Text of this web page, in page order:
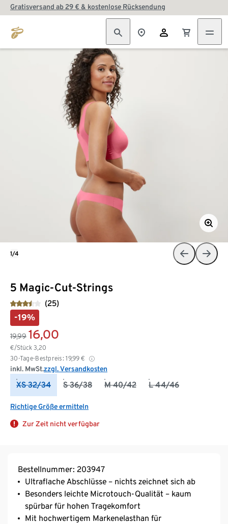
Gratisversand ab 29 € & kostenlose Rücksendung
5 Magic-Cut-Strings
(25)
-19%
19,99 16,00
€/Stück 3,20
30-Tage-Bestpreis: 19,99 €
inkl. MwSt.zzgl. Versandkosten
XS 32/34 S 36/38 M 40/42 L 44/46
Richtige Größe ermitteln
Zur Zeit nicht verfügbar
1/4
Bestellnummer: 203947
Ultraflache Abschlüsse – nichts zeichnet sich ab
Besonders leichte Microtouch-Qualität – kaum
spürbar für hohen Tragekomfort
Mit hochwertigem Markenelasthan für